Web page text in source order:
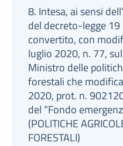
8. Intesa, ai sensi
del decreto-legge
convertito, con
luglio 2020, n. 77,
Ministro delle
forestali che
2020, prot. n.
del “Fondo
(POLITICHE
FORESTALI)